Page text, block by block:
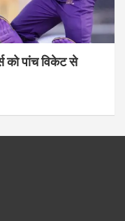
को पांच विकेट से